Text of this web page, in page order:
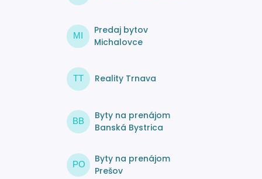
MI
Predaj bytov
Michalovce
TT Reality Trnava
BB
Byty na prenájom
Banská Bystrica
PO
Byty na prenájom
Prešov